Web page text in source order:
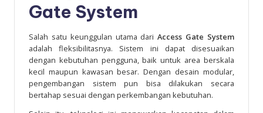
Gate System
Salah satu keunggulan utama dariAccess Gate System
adalah fleksibilitasnya. Sistem ini dapat disesuaikan
dengan kebutuhan pengguna, baik untuk area berskala
kecil maupun kawasan besar. Dengan desain modular,
pengembangan sistem pun bisa dilakukan secara
bertahap sesuai dengan perkembangan kebutuhan.